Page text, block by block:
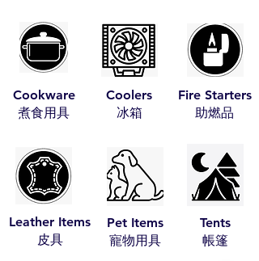
Cookware
​煮食用具
Coolers
​冰箱
Fire Starters
​助燃品
Leather Items
​皮具
Pet Items
​寵物用具
Tents
​帳篷